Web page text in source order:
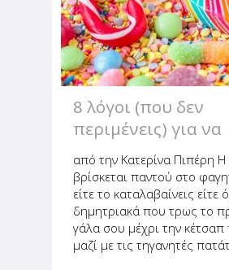
8 λόγοι (που δεν
περιμένεις) για να
ελαττώσεις την
από την Κατερίνα Πιπέρη
βρίσκεται παντού στο
είτε το καταλαβαίνεις είτε
δημητριακά που τρως το
γάλα σου μέχρι την
μαζί με τις τηγανητές